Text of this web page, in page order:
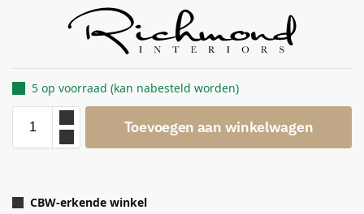
5 op voorraad (kan nabesteld worden)
Toevoegen aan winkelwagen
CBW-erkende winkel